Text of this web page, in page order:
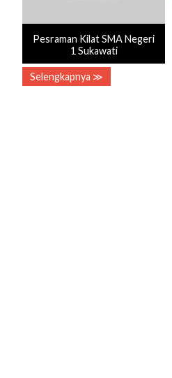
Pesraman Kilat SMA Negeri
1 Sukawati
Selengkapnya ≫